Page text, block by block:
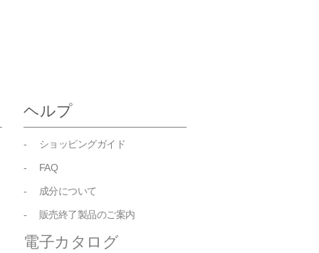
ヘルプ
- ショッピングガイド
- FAQ
- 成分について
- 販売終了製品のご案内
電子カタログ